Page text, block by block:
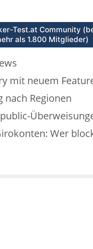
Test.at Community
als 1.800 Mitglieder)
mit neuem
nach Regionen
Wer